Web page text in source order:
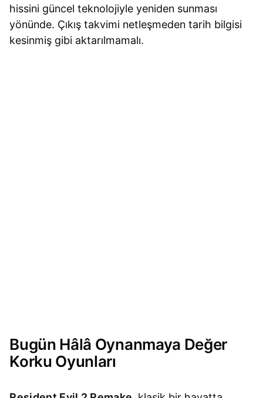
hissini güncel teknolojiyle yeniden sunması
yönünde. Çıkış takvimi netleşmeden tarih bilgisi
kesinmiş gibi aktarılmamalı.
Bugün Hâlâ Oynanmaya Değer
Korku Oyunları